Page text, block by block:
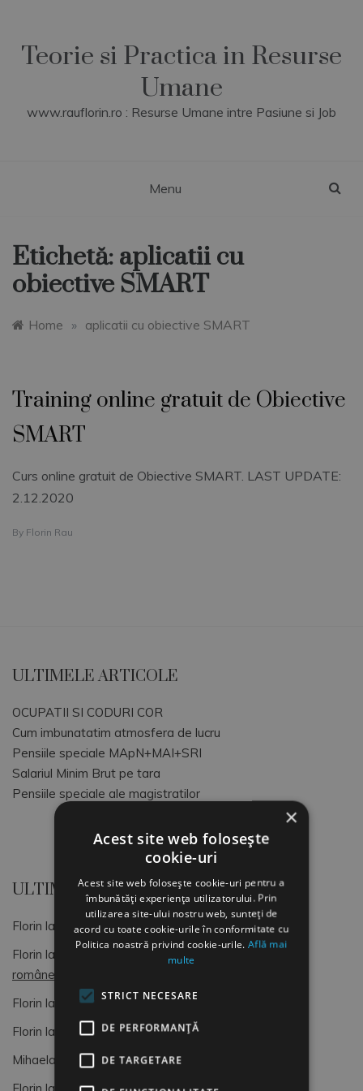
contentTeorie si Practica in Resurse
Umane
www.rauflorin.ro : Resurse Umane intre Pasiune si Job
Menu
Etichetă: aplicatii cu
obiective SMART
Home » aplicatii cu obiective SMART
Training online gratuit de Obiective
SMART
Curs online gratuit de Obiective SMART. LAST UPDATE:
2.12.2020
By Florin Rau
ULTIMELE ARTICOLE
OCUPATII SI CODURI COR
Cum imbunatatim atmosfera de lucru
Pensiile speciale MApN+MAI+SRI
Salariul Minim Brut pe tara
Pensiile speciale ale magistratilor
ULTIMELE COMENTARII
Florin la
OCUPATII SI CODURI COR
Florin la
Dimitrie Gusti, o lumină pentru sociologia
românească (4)
Florin la
OCUPATII SI CODURI COR
Florin la
Formular de Exit interviu
Mihaela
Formular de Exit interviu
×
Acest site web folosește
cookie-uri
Acest site web folosește cookie-uri pentru a
îmbunătăți experiența utilizatorului. Prin
utilizarea site-ului nostru web, sunteți de
acord cu toate cookie-urile în conformitate cu
Politica noastră privind cookie-urile.Află mai
multe
STRICT NECESARE
DE PERFORMANȚĂ
DE TARGETARE